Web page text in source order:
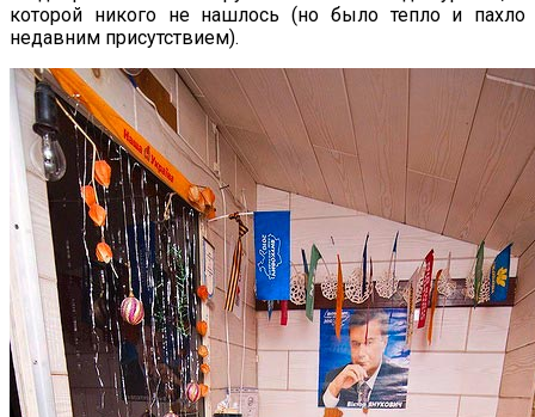
которой никого не нашлось (но было тепло и пахло
недавним присутствием).